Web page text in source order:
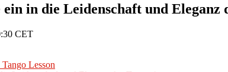
in die Leidenschaft und Eleganz
CET
Lesson